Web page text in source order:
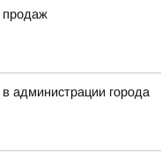
продаж
администрации города